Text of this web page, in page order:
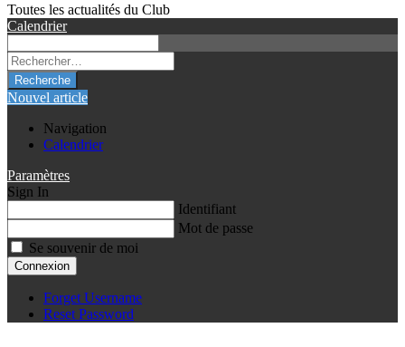
Toutes les actualités du Club
Calendrier
Recherche
Nouvel article
Navigation
Calendrier
Paramètres
Sign In
Identifiant
Mot de passe
Se souvenir de moi
Connexion
Forget Username
Reset Password